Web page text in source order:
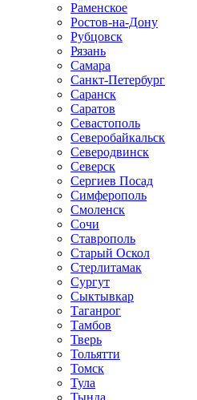
Раменское
Ростов-на-Дону
Рубцовск
Рязань
Самара
Санкт-Петербург
Саранск
Саратов
Севастополь
Северобайкальск
Северодвинск
Северск
Сергиев Посад
Симферополь
Смоленск
Сочи
Ставрополь
Старый Оскол
Стерлитамак
Сургут
Сыктывкар
Таганрог
Тамбов
Тверь
Тольятти
Томск
Тула
Тында